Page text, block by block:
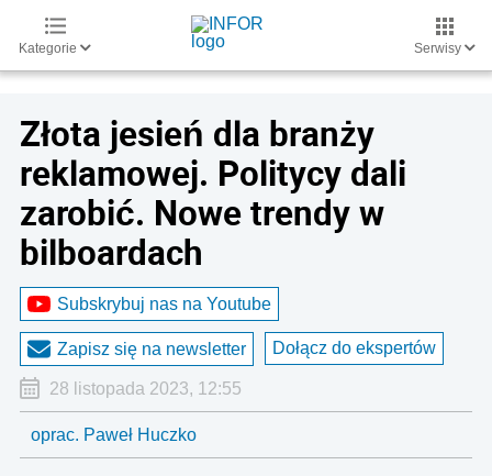
Kategorie Serwisy
Złota jesień dla branży
reklamowej. Politycy dali
zarobić. Nowe trendy w
bilboardach
Subskrybuj nas na Youtube
Zapisz się na newsletter Dołącz do ekspertów
28 listopada 2023, 12:55
oprac. Paweł Huczko